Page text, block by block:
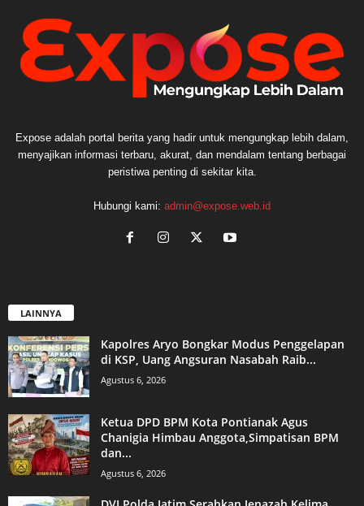
Expose adalah portal berita yang hadir untuk mengungkap lebih dalam,
menyajikan informasi terbaru, akurat, dan mendalam tentang berbagai
peristiwa penting di sekitar kita.
Hubungi kami: admin@expose.web.id
LAINNYA
Kapolres Aryo Bongkar Modus Penggelapan
di KSP, Uang Angsuran Nasabah Raib...
Agustus 6, 2026
Ketua DPD BPM Kota Pontianak Agus
Chanigia Himbau Anggota,Simpatisan BPM
dan...
Agustus 6, 2026